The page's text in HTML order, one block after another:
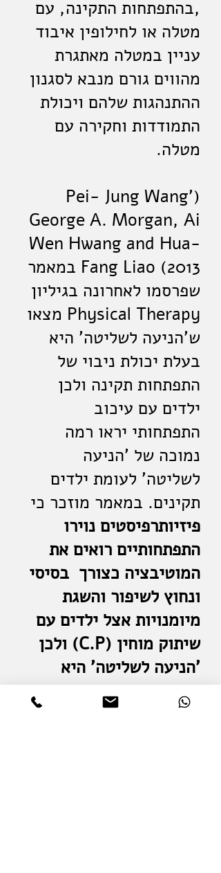
,בהתפתחות התקינה, עם
מטלה או לחילופין איבוד
עניין במטלה מאתגרת
מהווים גורם מנבא לסגנון
ההתנהגות שלהם ויכולת
התמודדות וחקירה עם
מטלה.
(Pei- Jung Wang'
George A. Morgan, Ai
Wen Hwang and Hua-
Fang Liao (2013 במאמר
שפרסמו לאחרונה בגיליון
Physical Therapy מצאו
ש'הניעה לשליטה' היא
בעלת יכולת ניבוי של
התפתחות תקינה ולכן
ילדים עם עיכוב
התפתחותי יראו רמה
נמוכה של 'הניעה
לשליטה' לעומת ילדים
תקינים. במאמר מוזכר כי
פיזיותרפיסטים נוירו
התפתחותיים רואים את
המוטיבציה כצורך בסיסי
ונחוץ לשיפור והשגת
מיומנויות אצל ילדים עם
שיתוק מוחין (C.P) ולכן
'הניעה לשליטה' היא
מרכיב משמעותי ככלי
הערכה להתפתחותם.